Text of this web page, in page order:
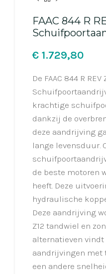
FAAC 844 R
€
De FAAC 844 R REV
krachtige
dankzij de
deze aandrijving
lange levensduur.
de beste motoren
heeft. Deze
hydraulische
Deze aandrijving
Z12 tandwiel en
alternatieven vindt
aandrijvingen met
een andere